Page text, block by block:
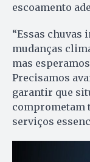
escoamento
“Essas chuvas
mudanças
mas
Precisamos
garantir que
comprometam
serviços